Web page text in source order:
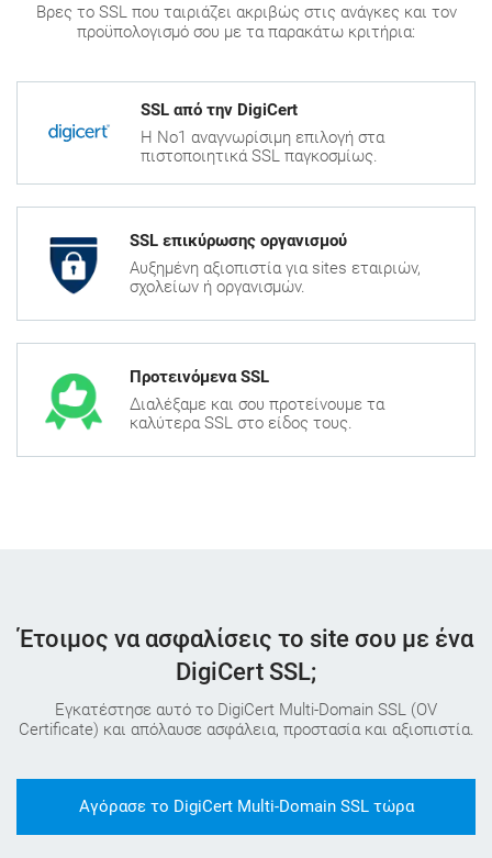
Βρες το SSL που ταιριάζει ακριβώς στις ανάγκες και τον
προϋπολογισμό σου με τα παρακάτω κριτήρια:
SSL από την DigiCert
Η Νο1 αναγνωρίσιμη επιλογή στα
πιστοποιητικά SSL παγκοσμίως.
SSL επικύρωσης οργανισμού
Αυξημένη αξιοπιστία για sites εταιριών,
σχολείων ή οργανισμών.
Προτεινόμενα SSL
Διαλέξαμε και σου προτείνουμε τα
καλύτερα SSL στο είδος τους.
Έτοιμος να ασφαλίσεις το site σου με ένα
DigiCert SSL;
Εγκατέστησε αυτό το DigiCert Multi-Domain SSL (OV
Certificate) και απόλαυσε ασφάλεια, προστασία και αξιοπιστία.
Αγόρασε το DigiCert Multi-Domain SSL τώρα